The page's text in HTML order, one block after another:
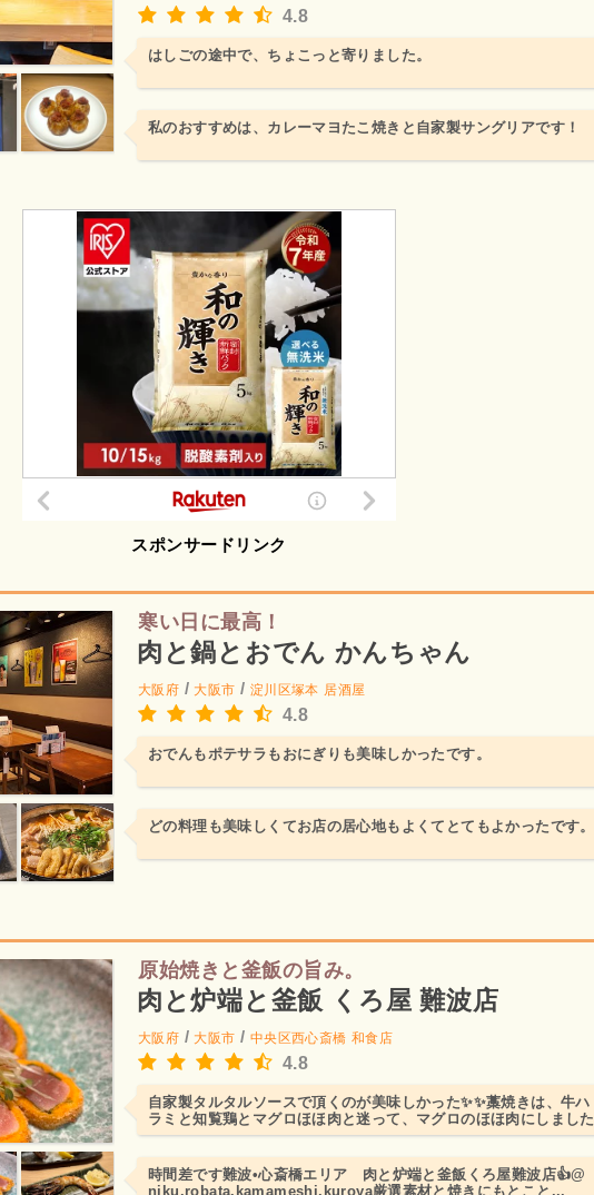
4.8
はしごの途中で、ちょこっと寄りました。
私のおすすめは、カレーマヨたこ焼きと自家製サングリアです！
スポンサードリンク
寒い日に最高！
肉と鍋とおでん かんちゃん
大阪府 / 大阪市 / 淀川区塚本 居酒屋
4.8
おでんもポテサラもおにぎりも美味しかったです。
どの料理も美味しくてお店の居心地もよくてとてもよかったです。
原始焼きと釜飯の旨み。
肉と炉端と釜飯 くろ屋 難波店
大阪府 / 大阪市 / 中央区西心斎橋 和食店
4.8
自家製タルタルソースで頂くのが美味しかった✨✨藁焼きは、牛ハ
ラミと知覧鶏とマグロほほ肉と迷って、マグロのほほ肉にしました
✨中はレアで藁の香り...
時間差です難波•心斎橋エリア 肉と炉端と釜飯くろ屋難波店👍@
niku.robata.kamameshi.kuroya厳選素材と焼きにもとこと...